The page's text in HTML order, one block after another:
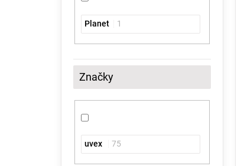
Planet 1
Značky
uvex 75